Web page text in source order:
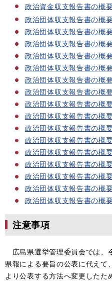
政治資金収支報告書の概
政治団体収支報告書の概
政治団体収支報告書の概
政治団体収支報告書の概
政治団体収支報告書の概
政治団体収支報告書の概
政治団体収支報告書の概
政治団体収支報告書の概
政治団体収支報告書の概
政治団体収支報告書の概
政治団体収支報告書の概
政治団体収支報告書の概
政治団体収支報告書の概
政治団体収支報告書の概
政治団体収支報告書の概
政治団体収支報告書の概
政治団体収支報告書の概
注意事項
広島県選挙管理委員会では、
県報による要旨の公表に代えて
より公表する方法へ変更したた